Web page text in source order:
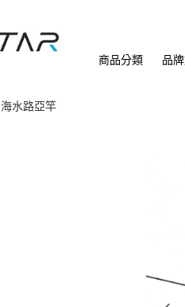
商品分類 品
海水路亞竿